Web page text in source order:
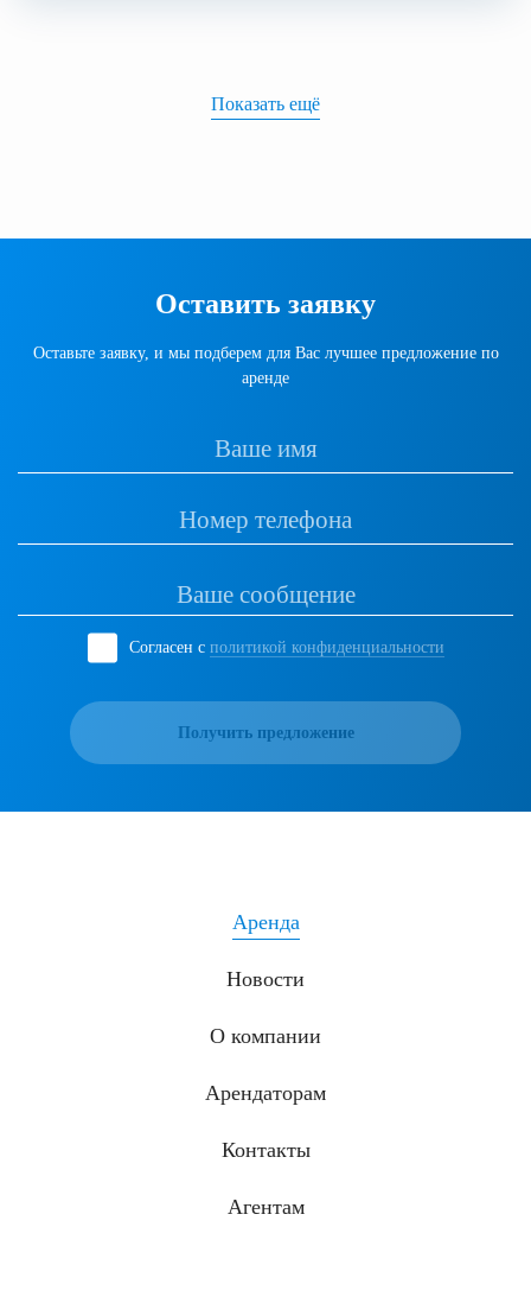
Показать ещё
Оставить заявку
Оставьте заявку, и мы подберем для Вас лучшее предложение по
аренде
Согласен с политикой конфиденциальности
Получить предложение
Аренда
Новости
О компании
Арендаторам
Контакты
Агентам